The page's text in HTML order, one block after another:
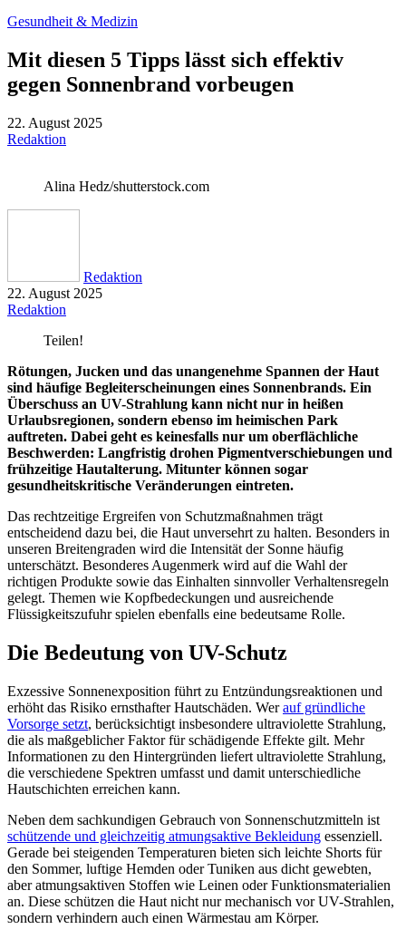
Gesundheit & Medizin
Mit diesen 5 Tipps lässt sich effektiv
gegen Sonnenbrand vorbeugen
22. August 2025
Redaktion
Alina Hedz/shutterstock.com
Redaktion
22. August 2025
Redaktion
Teilen!
Rötungen, Jucken und das unangenehme Spannen der Haut
sind häufige Begleiterscheinungen eines Sonnenbrands. Ein
Überschuss an UV-Strahlung kann nicht nur in heißen
Urlaubsregionen, sondern ebenso im heimischen Park
auftreten. Dabei geht es keinesfalls nur um oberflächliche
Beschwerden: Langfristig drohen Pigmentverschiebungen und
frühzeitige Hautalterung. Mitunter können sogar
gesundheitskritische Veränderungen eintreten.
Das rechtzeitige Ergreifen von Schutzmaßnahmen trägt
entscheidend dazu bei, die Haut unversehrt zu halten. Besonders in
unseren Breitengraden wird die Intensität der Sonne häufig
unterschätzt. Besonderes Augenmerk wird auf die Wahl der
richtigen Produkte sowie das Einhalten sinnvoller Verhaltensregeln
gelegt. Themen wie Kopfbedeckungen und ausreichende
Flüssigkeitszufuhr spielen ebenfalls eine bedeutsame Rolle.
Die Bedeutung von UV-Schutz
Exzessive Sonnenexposition führt zu Entzündungsreaktionen und
erhöht das Risiko ernsthafter Hautschäden. Werauf gründliche
Vorsorge setzt, berücksichtigt insbesondere ultraviolette Strahlung,
die als maßgeblicher Faktor für schädigende Effekte gilt. Mehr
Informationen zu den Hintergründen liefert ultraviolette Strahlung,
die verschiedene Spektren umfasst und damit unterschiedliche
Hautschichten erreichen kann.
Neben dem sachkundigen Gebrauch von Sonnenschutzmitteln ist
schützende und gleichzeitig atmungsaktive Bekleidung essenziell.
Gerade bei steigenden Temperaturen bieten sich leichte Shorts für
den Sommer, luftige Hemden oder Tuniken aus dicht gewebten,
aber atmungsaktiven Stoffen wie Leinen oder Funktionsmaterialien
an. Diese schützen die Haut nicht nur mechanisch vor UV-Strahlen,
sondern verhindern auch einen Wärmestau am Körper.